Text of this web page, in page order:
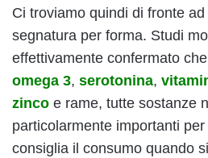
Ci troviamo quindi di fronte
segnatura per forma. Studi
effettivamente confermato
omega 3, serotonina,
zinco e rame, tutte sostanze
particolarmente importanti
consiglia il consumo quando